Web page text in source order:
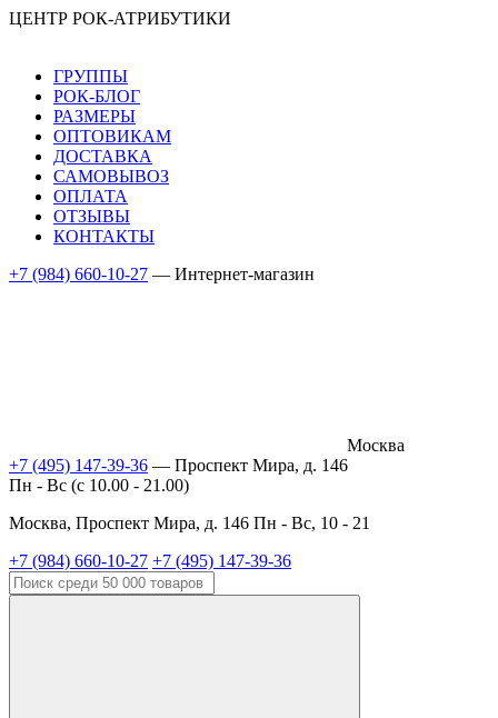
ЦЕНТР РОК-АТРИБУТИКИ
ГРУППЫ
РОК-БЛОГ
РАЗМЕРЫ
ОПТОВИКАМ
ДОСТАВКА
САМОВЫВОЗ
ОПЛАТА
ОТЗЫВЫ
КОНТАКТЫ
+7 (984) 660-10-27 — Интернет-магазин
Москва
+7 (495) 147-39-36 — Проспект Мира, д. 146
Пн - Вс (c 10.00 - 21.00)
Москва, Проспект Мира, д. 146 Пн - Вс, 10 - 21
+7 (984) 660-10-27 +7 (495) 147-39-36